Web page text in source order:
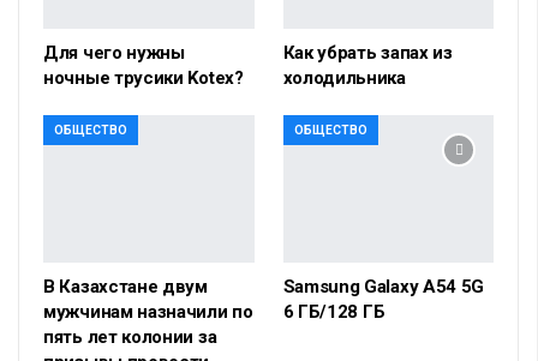
Для чего нужны
ночные трусики Kotex?
Как убрать запах из
холодильника
ОБЩЕСТВО
В Казахстане двум
мужчинам назначили по
пять лет колонии за
ОБЩЕСТВО
Samsung Galaxy A54 5G
6 ГБ/128 ГБ